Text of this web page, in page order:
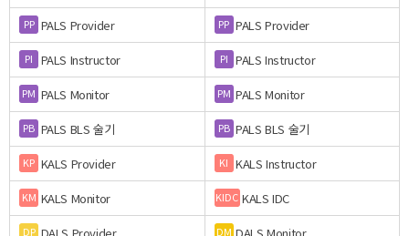
PP PALS Provider PP PALS Provider
PI PALS Instructor PI PALS Instructor
PM PALS Monitor PM PALS Monitor
PB PALS BLS 술기 PB PALS BLS 술기
KP KALS Provider KI KALS Instructor
KM KALS Monitor KIDC KALS IDC
DP DM